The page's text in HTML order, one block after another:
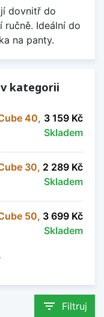
dovnitř do
ručně. Ideální do
na panty.
kategorii
40, 3 159 Kč
Skladem
30, 2 289 Kč
Skladem
50, 3 699 Kč
Skladem
filter_list Filtruj